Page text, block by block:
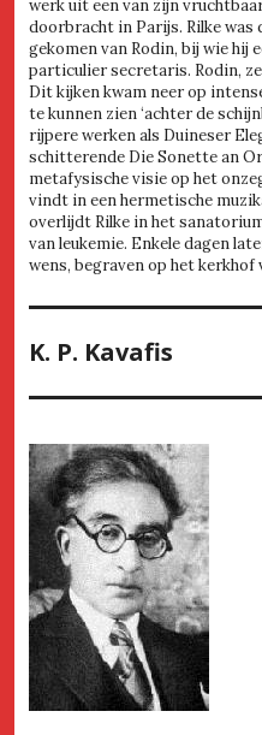
werk uit een van zijn
doorbracht in Parijs. Rilke was
gekomen van Rodin, bij wie hij
particulier secretaris. Rodin,
Dit kijken kwam neer op
te kunnen zien ‘achter de
rijpere werken als Duineser
schitterende Die Sonette an
metafysische visie op het
vindt in een hermetische
overlijdt Rilke in het
van leukemie. Enkele dagen
wens, begraven op het kerkhof
K. P. Kavafis